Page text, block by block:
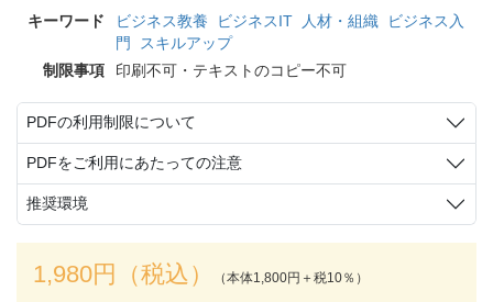
キーワード
ビジネス教養 ビジネスIT 人材・組織
ビジネス入
門
スキルアップ
制限事項
印刷不可・テキストのコピー不可
PDFの利用制限について
PDFをご利用にあたっての注意
推奨環境
1,980円（税込） （本体1,800円＋税10％）